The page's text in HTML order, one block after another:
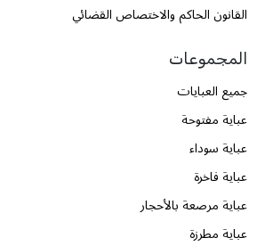
القانون الحاكم والاختصاص القضائي
المجموعات
جميع العبايات
عباية مفتوحة
عباية سوداء
عباية فاخرة
عباية مرصعة بالأحجار
عباية مطرزة